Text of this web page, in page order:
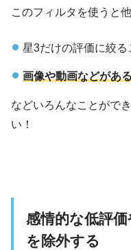
このフィルタを使うと
星3だけの評価に絞る
画像や動画などがあ
などいろんなことがで
い！
感情的な低評
を除外する